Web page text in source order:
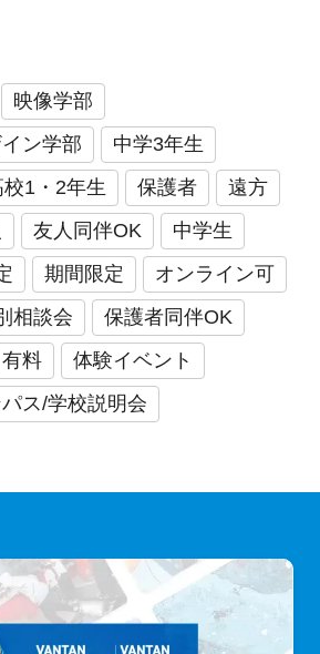
映像学部
ン学部
中学3年生
校1・2年生 保護者
遠方
友人同伴OK
中学生
期間限定
オンライン可
相談会
保護者同伴OK
有料
体験イベント
ス/学校説明会